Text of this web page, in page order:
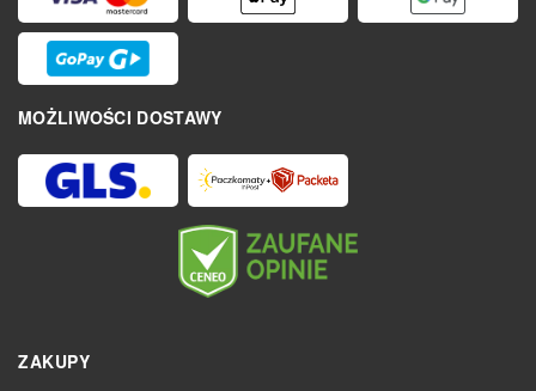
MOŻLIWOŚCI DOSTAWY
ZAKUPY